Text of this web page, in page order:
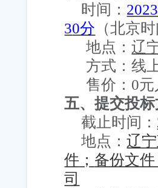
时间： 2023
30分 （北京
地点：辽
方式：线
售价： 0
五、提交投
截止时间：
地点：辽
件 ；备份文
司